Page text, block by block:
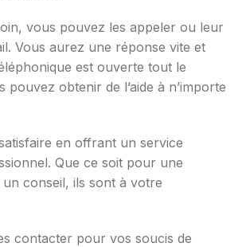
vous pouvez les appeler ou leur
Vous aurez une réponse vite et
est ouverte tout le
pouvez obtenir de l’aide à n’importe
en offrant un service
Que ce soit pour une
conseil, ils sont à votre
contacter pour vos soucis de